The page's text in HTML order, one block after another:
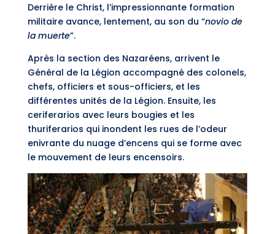
Derrière le Christ, l’impressionnante formation
militaire avance, lentement, au son du “novio de
la muerte”.
Après la section des Nazaréens, arrivent le
Général de la Légion accompagné des colonels,
chefs, officiers et sous-officiers, et les
différentes unités de la Légion. Ensuite, les
ceriferarios avec leurs bougies et les
thuriferarios qui inondent les rues de l’odeur
enivrante du nuage d’encens qui se forme avec
le mouvement de leurs encensoirs.